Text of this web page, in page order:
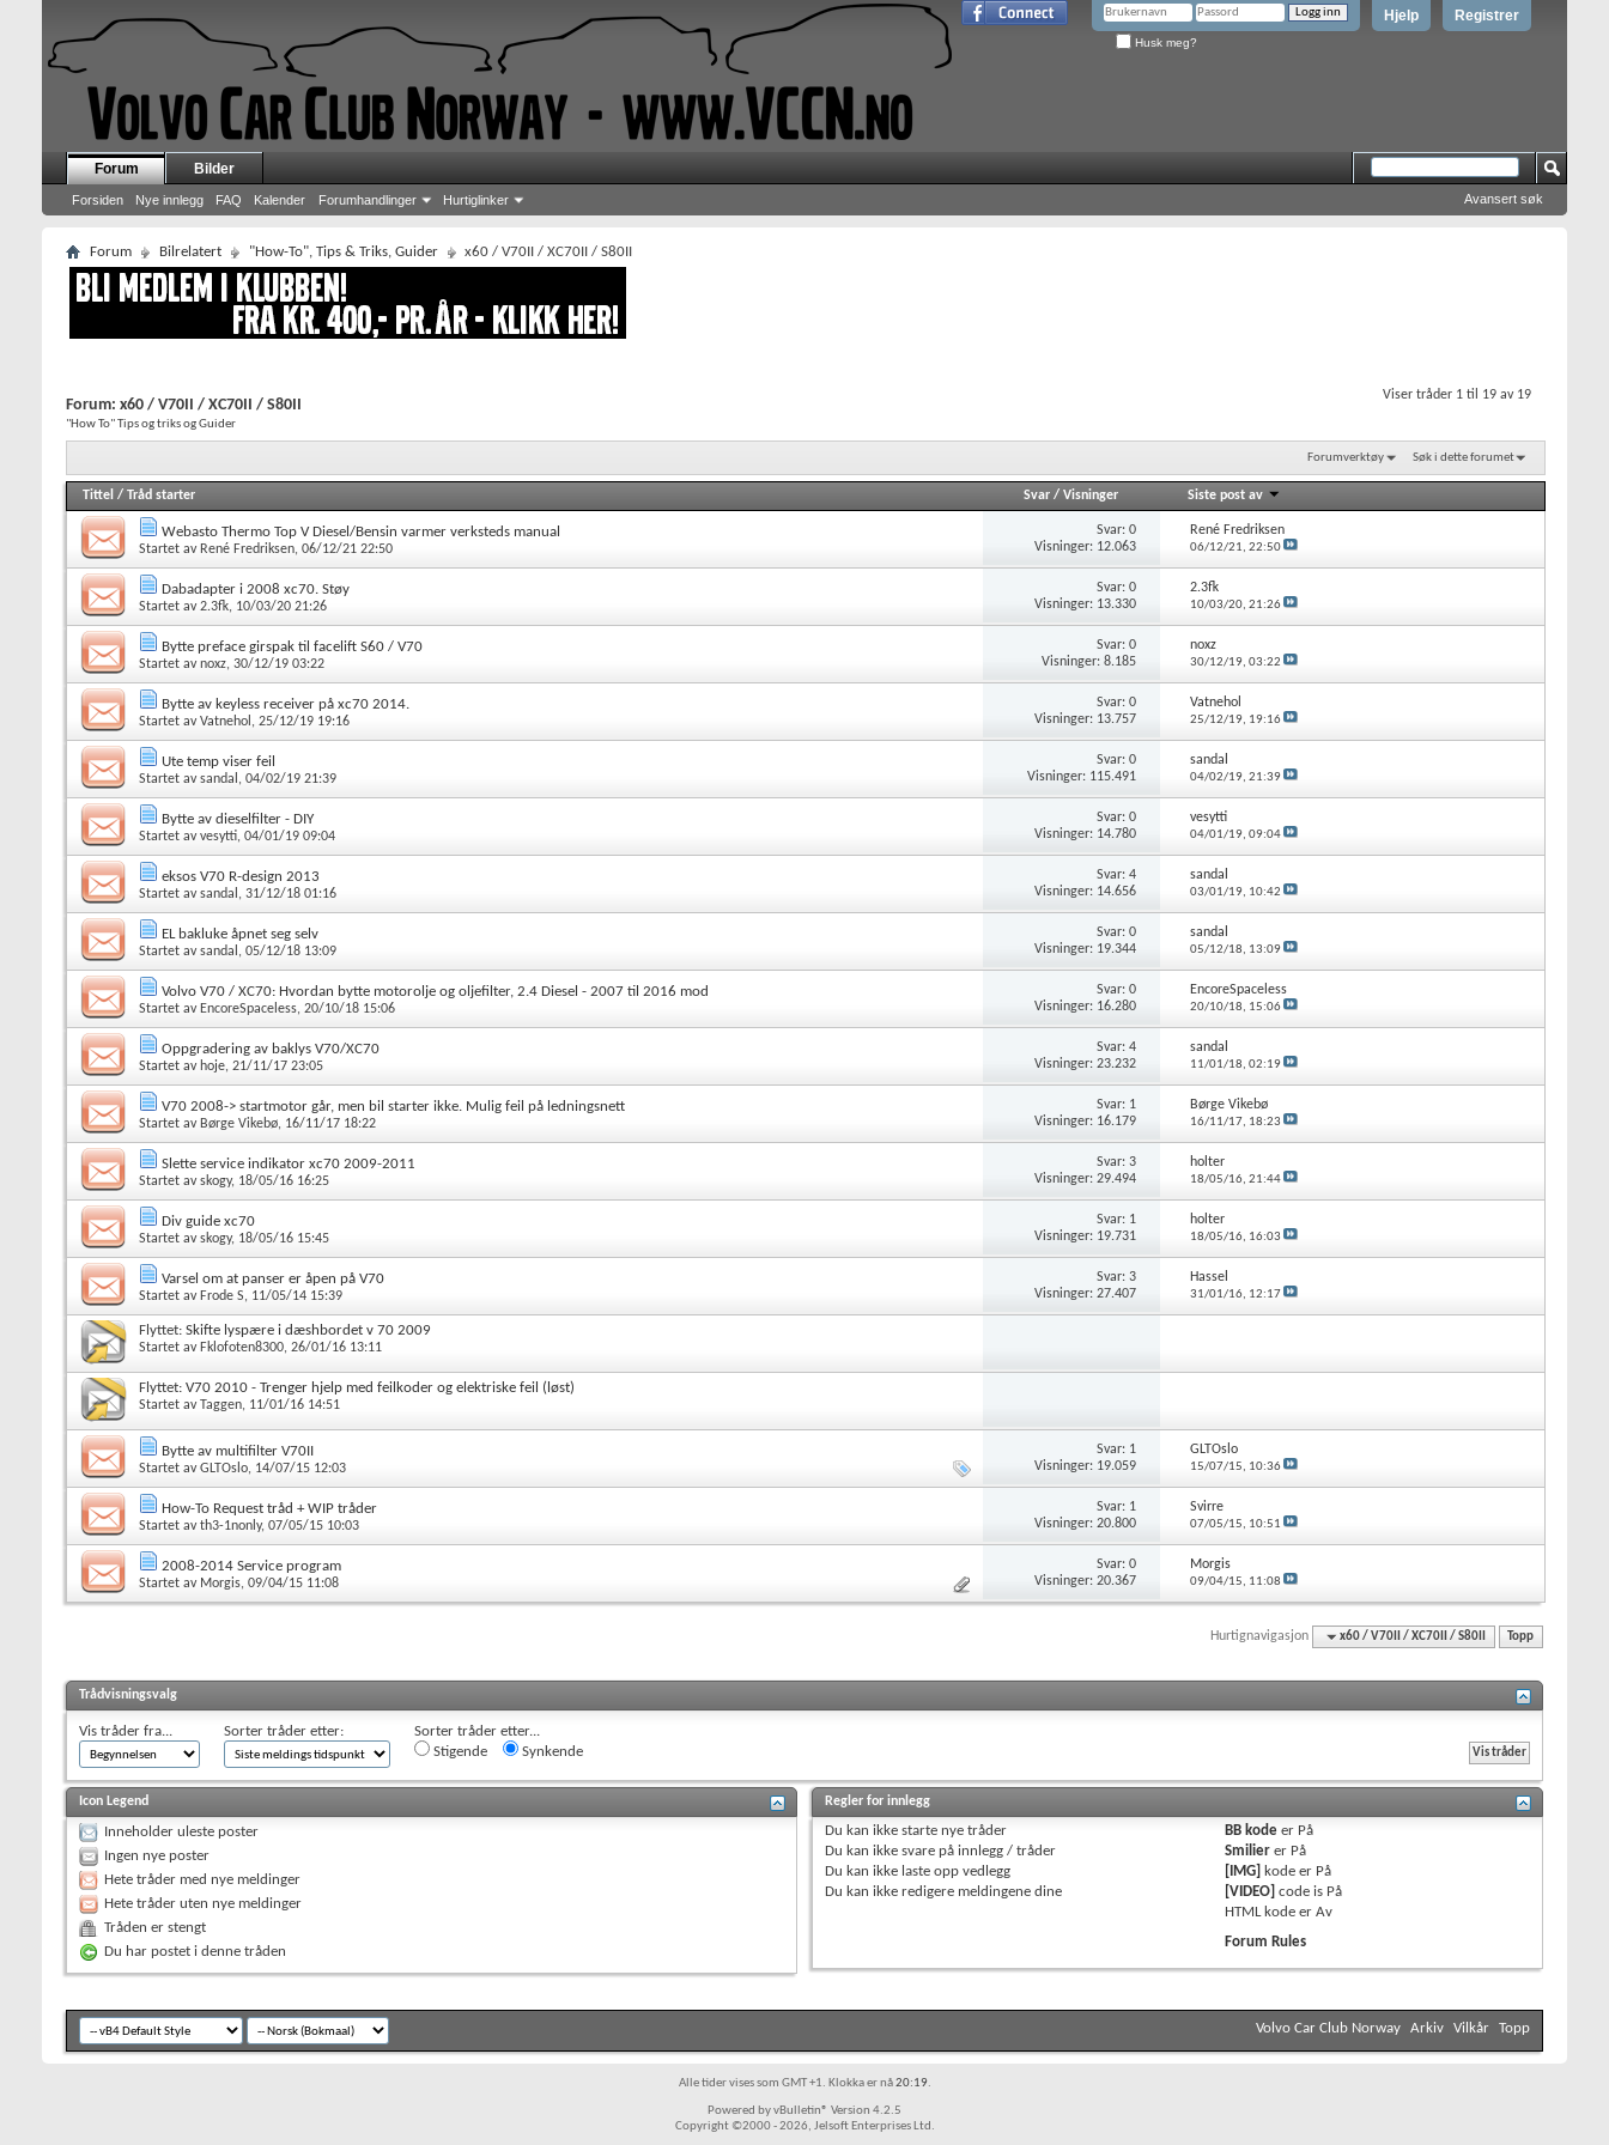
Registrer
Hjelp
Husk meg?
Forum
Forsiden Nye innlegg FAQ Kalender Forumhandlinger Hurtiglinker
Bilder
Avansert søk
Forum Bilrelatert "How-To", Tips & Triks, Guider x60 / V70II / XC70II / S80II
Viser tråder 1 til 19 av 19
Forum: x60 / V70II / XC70II / S80II
"How To" Tips og triks og Guider
Forumverktøy Søk i dette forumet
Tittel / Tråd starter Svar/ Visninger Siste post av
Webasto Thermo Top V Diesel/Bensin varmer verksteds manual
Startet av René Fredriksen, 06/12/21 22:50
Svar: 0
Visninger: 12.063
René Fredriksen
06/12/21, 22:50
Dabadapter i 2008 xc70. Støy
Startet av2.3fk, 10/03/20 21:26
Svar: 0
Visninger: 13.330
2.3fk
10/03/20, 21:26
Bytte preface girspak til facelift S60 / V70
Startet avnoxz, 30/12/19 03:22
Svar: 0
Visninger: 8.185
noxz
30/12/19, 03:22
Bytte av keyless receiver på xc70 2014.
Startet avVatnehol , 25/12/19 19:16
Svar: 0
Visninger: 13.757
Vatnehol
25/12/19, 19:16
Ute temp viser feil
Startet avsandal , 04/02/19 21:39
Svar: 0
Visninger: 115.491
sandal
04/02/19, 21:39
Bytte av dieselfilter - DIY
Startet avvesytti, 04/01/19 09:04
Svar: 0
Visninger: 14.780
vesytti
04/01/19, 09:04
eksos V70 R-design 2013
Startet avsandal , 31/12/18 01:16
Svar: 4
Visninger: 14.656
sandal
03/01/19, 10:42
EL bakluke åpnet seg selv
Startet avsandal , 05/12/18 13:09
Svar: 0
Visninger: 19.344
sandal
05/12/18, 13:09
Volvo V70 / XC70: Hvordan bytte motorolje og oljefilter, 2.4 Diesel - 2007 til 2016 mod
Startet av EncoreSpaceless, 20/10/18 15:06
Svar: 0
Visninger: 16.280
EncoreSpaceless
20/10/18, 15:06
Oppgradering av baklys V70/XC70
Startet av hoje, 21/11/17 23:05
Svar: 4
Visninger: 23.232
sandal
11/01/18, 02:19
V70 2008-> startmotor går, men bil starter ikke. Mulig feil på ledningsnett
Startet av Børge Vikebø, 16/11/17 18:22
Svar: 1
Visninger: 16.179
Børge Vikebø
16/11/17, 18:23
Slette service indikator xc70 2009-2011
Startet avskogy, 18/05/16 16:25
Svar: 3
Visninger: 29.494
holter
18/05/16, 21:44
Div guide xc70
Startet avskogy, 18/05/16 15:45
Svar: 1
Visninger: 19.731
holter
18/05/16, 16:03
Varsel om at panser er åpen på V70
Startet av Frode S, 11/05/14 15:39
Svar: 3
Visninger: 27.407
Hassel
31/01/16, 12:17
Flyttet: Skifte lyspære i dæshbordet v 70 2009
Startet av Fklofoten8300, 26/01/16 13:11
Flyttet: V70 2010 - Trenger hjelp med feilkoder og elektriske feil (løst)
Startet avTaggen, 11/01/16 14:51
Bytte av multifilter V70II
Startet avGLTOslo, 14/07/15 12:03
Svar: 1
Visninger: 19.059
GLTOslo
15/07/15, 10:36
How-To Request tråd + WIP tråder
Startet avth3-1nonly, 07/05/15 10:03
Svar: 1
Visninger: 20.800
Svirre
07/05/15, 10:51
2008-2014 Service program
Startet av Morgis, 09/04/15 11:08
Svar: 0
Visninger: 20.367
Morgis
09/04/15, 11:08
Hurtignavigasjon x60 / V70II / XC70II / S80II Topp
Trådvisningsvalg
Vis tråder fra... Sorter tråder etter:
Sorter tråder etter...
Stigende
Synkende
Icon Legend
Inneholder uleste poster
Ingen nye poster
Hete tråder med nye meldinger
Hete tråder uten nye meldinger
Tråden er stengt
Du har postet i denne tråden
Regler for innlegg
Du kan ikke starte nye tråder
Du kan ikke svare på innlegg / tråder
Du kan ikke laste opp vedlegg
Du kan ikke redigere meldingene dine
BB kode er På
Smilier er På
[IMG] kode er På
[VIDEO] code is På
HTML kode erAv
Forum Rules
Volvo Car Club Norway Arkiv Vilkår Topp
Alle tider vises som GMT +1. Klokka er nå20:19.
Powered by vBulletin® Version 4.2.5
Copyright ©2000 - 2026, Jelsoft Enterprises Ltd.